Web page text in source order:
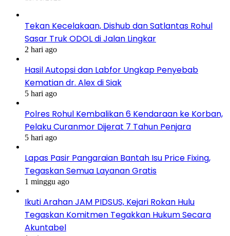
Tekan Kecelakaan, Dishub dan Satlantas Rohul
Sasar Truk ODOL di Jalan Lingkar
2 hari ago
Hasil Autopsi dan Labfor Ungkap Penyebab
Kematian dr. Alex di Siak
5 hari ago
Polres Rohul Kembalikan 6 Kendaraan ke Korban,
Pelaku Curanmor Dijerat 7 Tahun Penjara
5 hari ago
Lapas Pasir Pangaraian Bantah Isu Price Fixing,
Tegaskan Semua Layanan Gratis
1 minggu ago
Ikuti Arahan JAM PIDSUS, Kejari Rokan Hulu
Tegaskan Komitmen Tegakkan Hukum Secara
Akuntabel